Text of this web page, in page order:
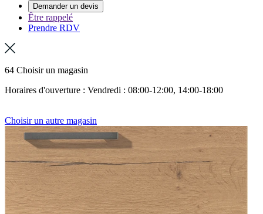
Demander un devis
Être rappelé
Prendre RDV
64 Choisir un magasin
Horaires d'ouverture : Vendredi : 08:00-12:00, 14:00-18:00
Choisir un autre magasin